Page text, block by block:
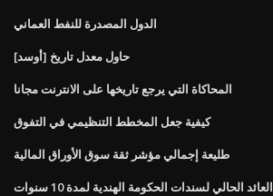
الدول المصدرة للنفط العماني
[أوسد] حاول معدل تاريخ
المحاكاة التي يرجع تاريخها على الانترنت مجانا
كيفية جعل المخطط التنظيمي في التفوق
طليعة إجمالي مؤشر ثقة سوق الأوراق المالية
العائد الحالي لسندات الحكومة الهندية لمدة 10 سنوات